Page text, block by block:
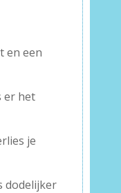
en een
er het
je
dodelijker